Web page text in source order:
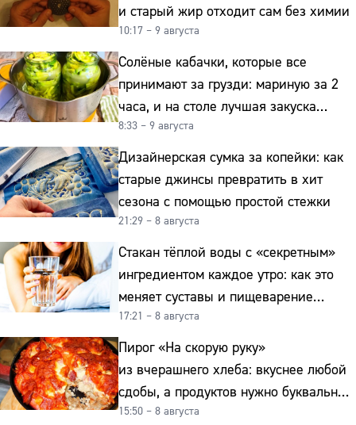
и старый жир отходит сам без химии
10:17 – 9 августа
Солёные кабачки, которые все
принимают за грузди: мариную за 2
часа, и на столе лучшая закуска
к картошке
8:33 – 9 августа
Дизайнерская сумка за копейки: как
старые джинсы превратить в хит
сезона с помощью простой стежки
21:29 – 8 августа
Стакан тёплой воды с «секретным»
ингредиентом каждое утро: как это
меняет суставы и пищеварение
после 50
17:21 – 8 августа
Пирог «На скорую руку»
из вчерашнего хлеба: вкуснее любой
сдобы, а продуктов нужно буквально
копейки
15:50 – 8 августа